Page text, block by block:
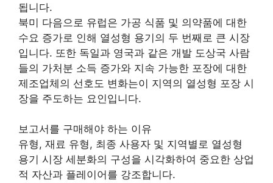
됩니다.
북미 다음으로 유럽은 가공 식품 및 의약품에 대한
수요 증가로 인해 열성형 용기의 두 번째로 큰 시장
입니다. 또한 독일과 영국과 같은 개발 도상국 사람
들의 가처분 소득 증가와 지속 가능한 포장에 대한
제조업체의 선호도 변화는이 지역의 열성형 포장 시
장을 주도하는 요인입니다.
보고서를 구매해야 하는 이유
유형, 재료 유형, 최종 사용자 및 지역별로 열성형
용기 시장 세분화의 구성을 시각화하여 중요한 상업
적 자산과 플레이어를 강조합니다.